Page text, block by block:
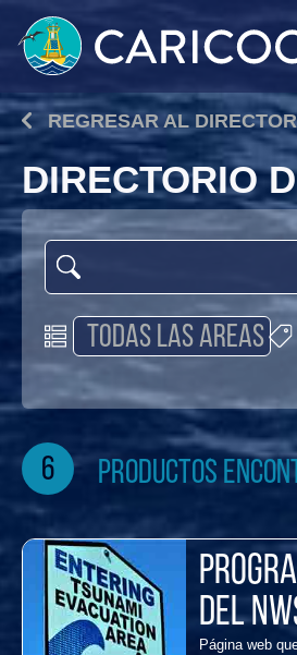
REGRESAR AL
DIRECTORIO
6 productos
del
Página web